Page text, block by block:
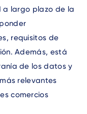
largo plazo de la
requisitos de
Además, está
de los datos y
relevantes
comercios